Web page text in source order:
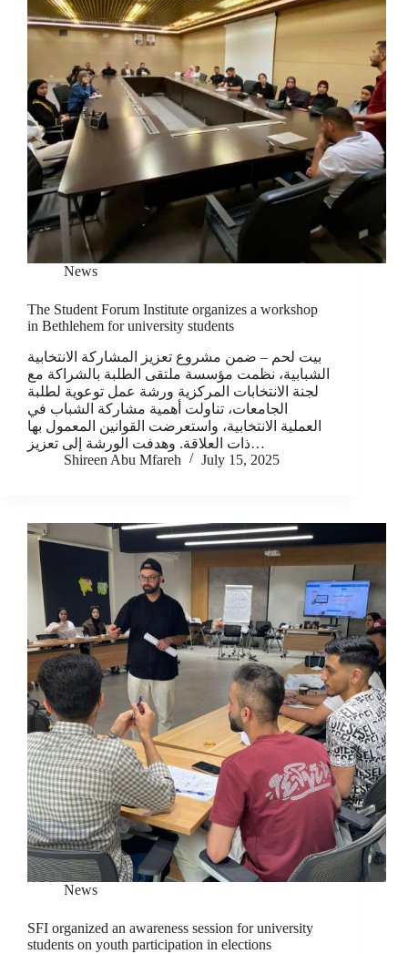
News
The Student Forum Institute organizes a workshop
in Bethlehem for university students
بيت لحم – ضمن مشروع تعزيز المشاركة الانتخابية
الشبابية، نظمت مؤسسة ملتقى الطلبة بالشراكة مع
لجنة الانتخابات المركزية ورشة عمل توعوية لطلبة
الجامعات، تناولت أهمية مشاركة الشباب في
العملية الانتخابية، واستعرضت القوانين المعمول بها
ذات العلاقة. وهدفت الورشة إلى تعزيز…
Shireen Abu Mfareh
July 15, 2025
News
SFI organized an awareness session for university
students on youth participation in elections